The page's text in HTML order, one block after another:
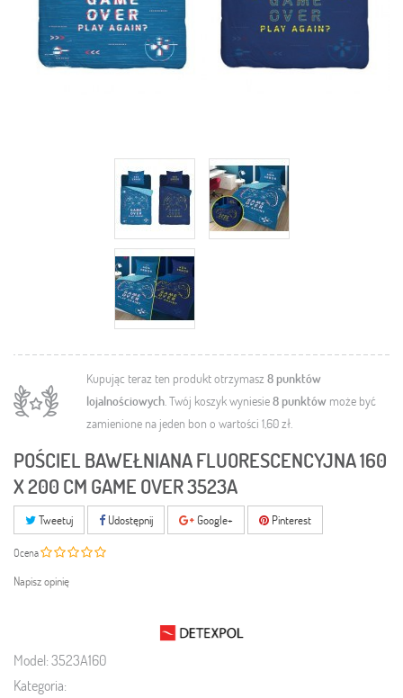
Kupując teraz ten produkt otrzymasz 8punktów
lojalnościowych. Twój koszyk wyniesie8punktów może być
zamienione na jeden bon o wartości 1,60 zł.
POŚCIEL BAWEŁNIANA FLUORESCENCYJNA 160
X 200 CM GAME OVER 3523A
Tweetuj Udostępnij Google+ Pinterest
Ocena
Napisz opinię
Model:3523A160
Kategoria: